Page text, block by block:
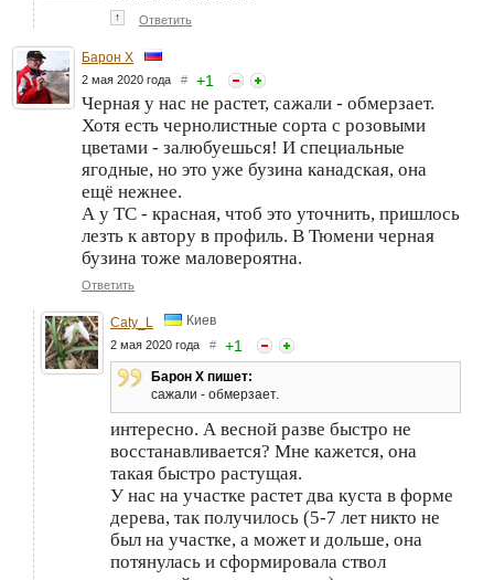
↑ Ответить
Барон Х
2 мая 2020 года # +1
Черная у нас не растет, сажали - обмерзает.
Хотя есть чернолистные сорта с розовыми
цветами - залюбуешься! И специальные
ягодные, но это уже бузина канадская, она
ещё нежнее.
А у ТС - красная, чтоб это уточнить, пришлось
лезть к автору в профиль. В Тюмени черная
бузина тоже маловероятна.
Ответить
Caty_L Киев
2 мая 2020 года # +1
Барон Х пишет:
сажали - обмерзает.
интересно. А весной разве быстро не
восстанавливается? Мне кажется, она
такая быстро растущая.
У нас на участке растет два куста в форме
дерева, так получилось (5-7 лет никто не
был на участке, а может и дольше, она
потянулась и сформировала ствол